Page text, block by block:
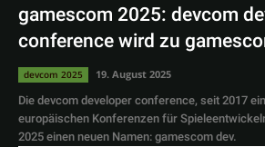
gamescom 2025: devcom
conference wird zu
devcom 2025 19. August 2025
Die devcom developer conference, seit 2017
europäischen Konferenzen für
2025 einen neuen Namen: gamescom dev.